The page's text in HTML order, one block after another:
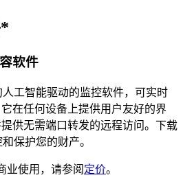
软件
工智能驱动的监控软件，可实时
在任何设备上提供用户友好的界
供无需端口转发的远程访问。下载
保护您的财产。
业使用，请参阅 定价。